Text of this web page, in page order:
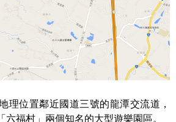
理位置鄰近國道三號的龍潭交流道，
六福村」兩個知名的大型遊樂園區。